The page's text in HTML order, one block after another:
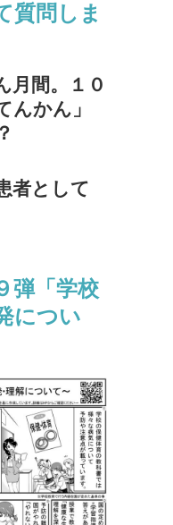
質問しま
月間。１０
んかん」
者として
弾「学校
につい